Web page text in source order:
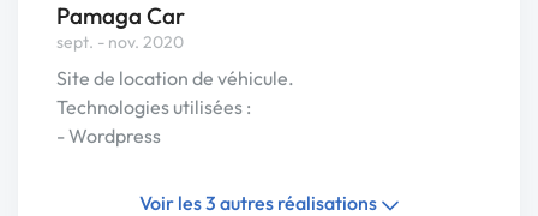
Pamaga Car
sept. - nov. 2020
Site de location de véhicule.
Technologies utilisées :
- Wordpress
Voir les 3 autres réalisations